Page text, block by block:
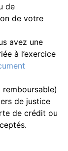
de
de votre
avez une
à l’exercice
de justice
de crédit ou